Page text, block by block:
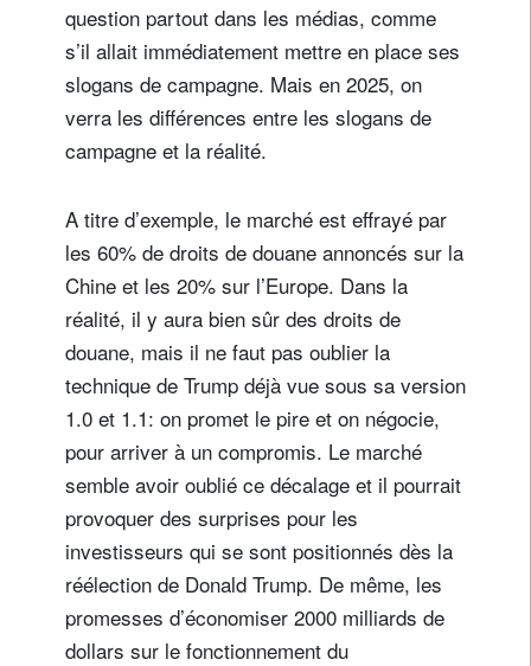
question partout dans les médias, comme
s’il allait immédiatement mettre en place ses
slogans de campagne. Mais en 2025, on
verra les différences entre les slogans de
campagne et la réalité.
A titre d’exemple, le marché est effrayé par
les 60% de droits de douane annoncés sur la
Chine et les 20% sur l’Europe. Dans la
réalité, il y aura bien sûr des droits de
douane, mais il ne faut pas oublier la
technique de Trump déjà vue sous sa version
1.0 et 1.1: on promet le pire et on négocie,
pour arriver à un compromis. Le marché
semble avoir oublié ce décalage et il pourrait
provoquer des surprises pour les
investisseurs qui se sont positionnés dès la
réélection de Donald Trump. De même, les
promesses d’économiser 2000 milliards de
dollars sur le fonctionnement du